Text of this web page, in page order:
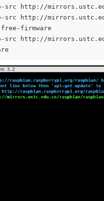
src http://
src http://
free-firmware
src http://